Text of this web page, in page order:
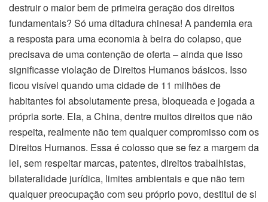
destruir o maior bem de primeira geração dos direitos
fundamentais? Só uma ditadura chinesa! A pandemia era
a resposta para uma economia à beira do colapso, que
precisava de uma contenção de oferta – ainda que isso
significasse violação de Direitos Humanos básicos. Isso
ficou visível quando uma cidade de 11 milhões de
habitantes foi absolutamente presa, bloqueada e jogada a
própria sorte. Ela, a China, dentre muitos direitos que não
respeita, realmente não tem qualquer compromisso com os
Direitos Humanos. Essa é colosso que se fez a margem da
lei, sem respeitar marcas, patentes, direitos trabalhistas,
bilateralidade jurídica, limites ambientais e que não tem
qualquer preocupação com seu próprio povo, destitui de si